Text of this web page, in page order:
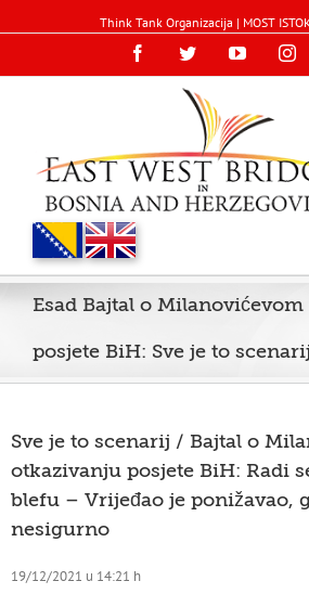
Think Tank Organizacija | MOST
FacebookTwitterYouTube
Esad Bajtal o
posjete BiH: Sve je to
Sve je to scenarij / Bajtal o
otkazivanju posjete BiH: Radi
blefu – Vrijeđao je ponižavao,
nesigurno
19/12/2021 u 14:21 h